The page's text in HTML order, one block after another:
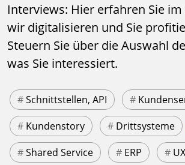
Interviews: Hier erfahren Sie
wir digitalisieren und Sie
Steuern Sie über die Auswahl
was Sie interessiert.
#Schnittstellen, API #
# Kundenstory # Drittsysteme
#Shared Service # ERP #